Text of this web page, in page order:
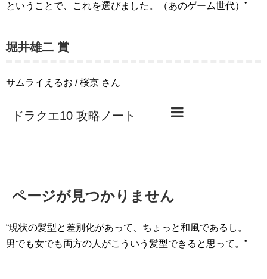
ということで、これを選びました。（あのゲーム世代）”
堀井雄二 賞
サムライえるお / 桜京 さん
“現状の髪型と差別化があって、ちょっと和風であるし。
男でも女でも両方の人がこういう髪型できると思って。”